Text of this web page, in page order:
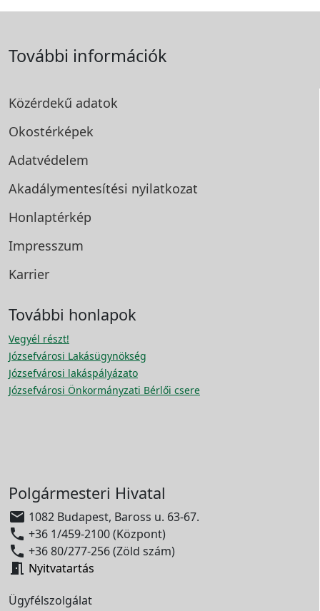
További információk
Közérdekű adatok
Okostérképek
Adatvédelem
Akadálymentesítési nyilatkozat
Honlaptérkép
Impresszum
Karrier
További honlapok
Vegyél részt!
Józsefvárosi Lakásügynökség
Józsefvárosi lakáspályázato
Józsefvárosi Önkormányzati Bérlői csere
Polgármesteri Hivatal
 1082 Budapest, Baross u. 63-67.
 +36 1/459-2100 (Központ)
 +36 80/277-256 (Zöld szám)
 Nyitvatartás
Ügyfélszolgálat